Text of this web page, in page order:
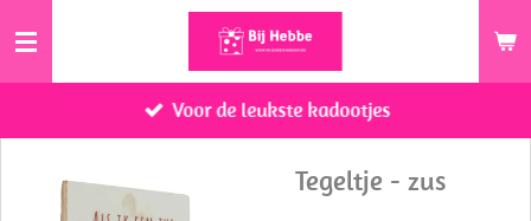
Ga
de
Voor de leukste kadootjes
Tegeltje - zus